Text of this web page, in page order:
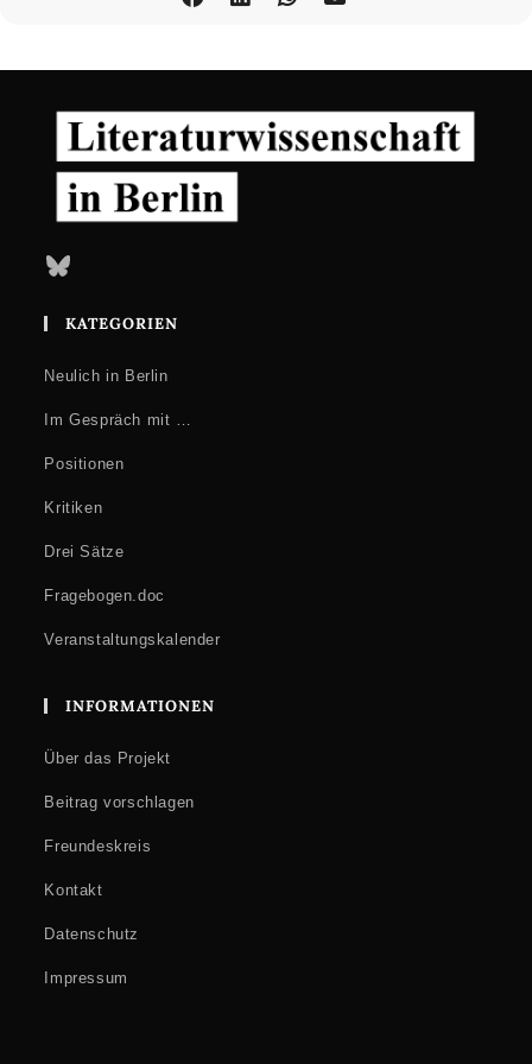
Bluesky
KATEGORIEN
Neulich in Berlin
Im Gespräch mit …
Positionen
Kritiken
Drei Sätze
Fragebogen.doc
Veranstaltungskalender
INFORMATIONEN
Über das Projekt
Beitrag vorschlagen
Freundeskreis
Kontakt
Datenschutz
Impressum